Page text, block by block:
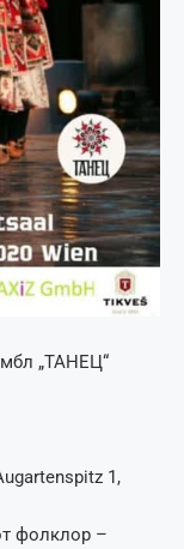
„ТАНЕЦ“
1,
фолклор –